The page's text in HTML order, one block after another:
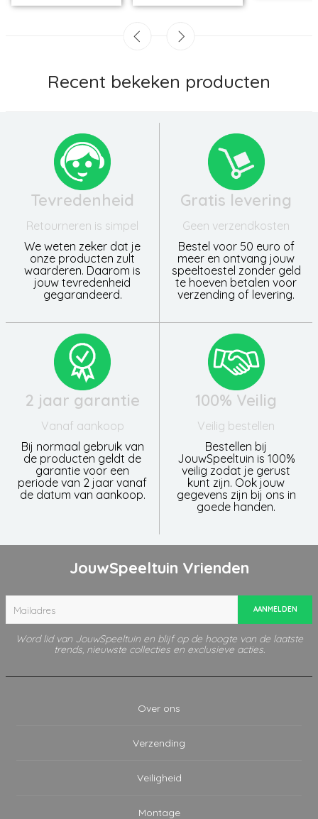
Recent bekeken producten
Tevredenheid
Retourneren is simpel
We weten zeker dat je
onze producten zult
waarderen. Daarom is
jouw tevredenheid
gegarandeerd.
Gratis levering
Geen verzendkosten
Bestel voor 50 euro of
meer en ontvang jouw
speeltoestel zonder geld
te hoeven betalen voor
verzending of levering.
2 jaar garantie
Vanaf aankoop
Bij normaal gebruik van
de producten geldt de
garantie voor een
periode van 2 jaar vanaf
de datum van aankoop.
100% Veilig
Veilig bestellen
Bestellen bij
JouwSpeeltuin is 100%
veilig zodat je gerust
kunt zijn. Ook jouw
gegevens zijn bij ons in
goede handen.
JouwSpeeltuin Vrienden
AANMELDEN
Word lid van JouwSpeeltuin en blijf op de hoogte van de laatste
trends, nieuwste collecties en exclusieve acties.
Over ons
Verzending
Veiligheid
Montage